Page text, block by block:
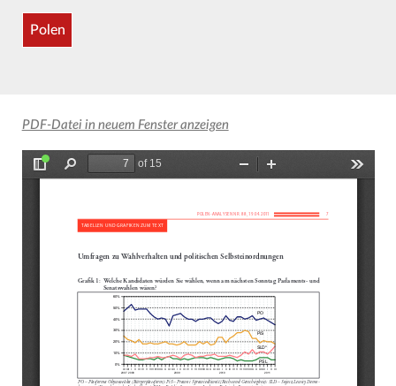
Polen
PDF-Datei in neuem Fenster anzeigen